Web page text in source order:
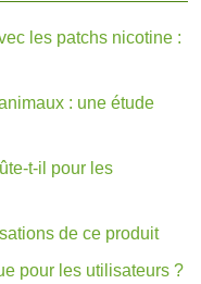
les patchs nicotine :
: une étude
t-il pour les
de ce produit
pour les utilisateurs ?